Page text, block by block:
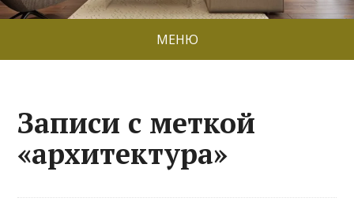
МЕНЮ
Записи с меткой
«архитектура»